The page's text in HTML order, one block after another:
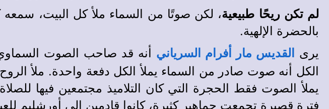
لم تكن ريحًا طبيعية، لكن صوتًا من السماء ملأ كل البيت،
بالحضرة الإلهية.
يرى
القديس مار أفرام السرياني أنه قد صاحب الصوت
الكل أنه صوت صادر من السماء يملأ الكل دفعة واحدة. ملأ
يملأ الصوت فقط الحجرة التي كان التلاميذ مجتمعين فيها
فترة قصيرة تجمعت جماهير كثيرة، كانوا قادمين إلى أورشليم